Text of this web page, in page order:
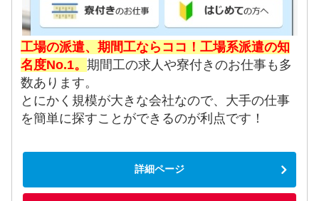
工場の派遣、期間工ならココ！工場系派遣の知
名度No.1。期間工の求人や寮付きのお仕事も多
数あります。
とにかく規模が大きな会社なので、大手の仕事
を簡単に探すことができるのが利点です！
詳細ページ